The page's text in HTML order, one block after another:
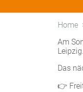
Home
Am
Leipzig.
Das
👉